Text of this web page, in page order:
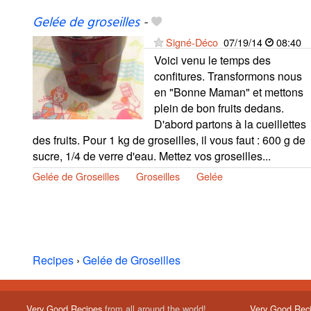
Gelée de groseilles-
Signé-Déco 07/19/14 08:40
Voici venu le temps des
confitures. Transformons nous
en "Bonne Maman" et mettons
plein de bon fruits dedans.
D'abord partons à la cueillettes
des fruits. Pour 1 kg de groseilles, il vous faut : 600 g de
sucre, 1/4 de verre d'eau. Mettez vos groseilles...
Gelée de Groseilles Groseilles Gelée
Recipes › Gelée de Groseilles